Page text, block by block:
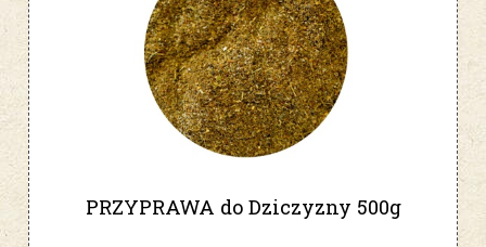
PRZYPRAWA do Dziczyzny 500g